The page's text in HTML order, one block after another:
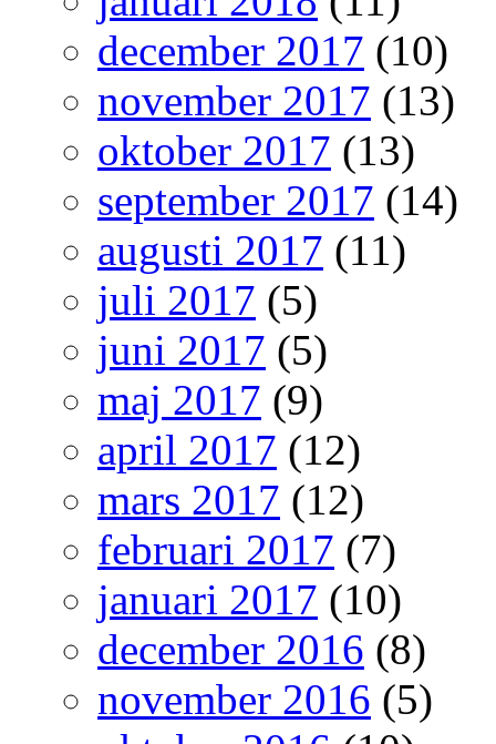
december 2017 (10)
november 2017 (13)
oktober 2017 (13)
september 2017 (14)
augusti 2017 (11)
juli 2017 (5)
juni 2017 (5)
maj 2017 (9)
april 2017 (12)
mars 2017 (12)
februari 2017 (7)
januari 2017 (10)
december 2016 (8)
november 2016 (5)